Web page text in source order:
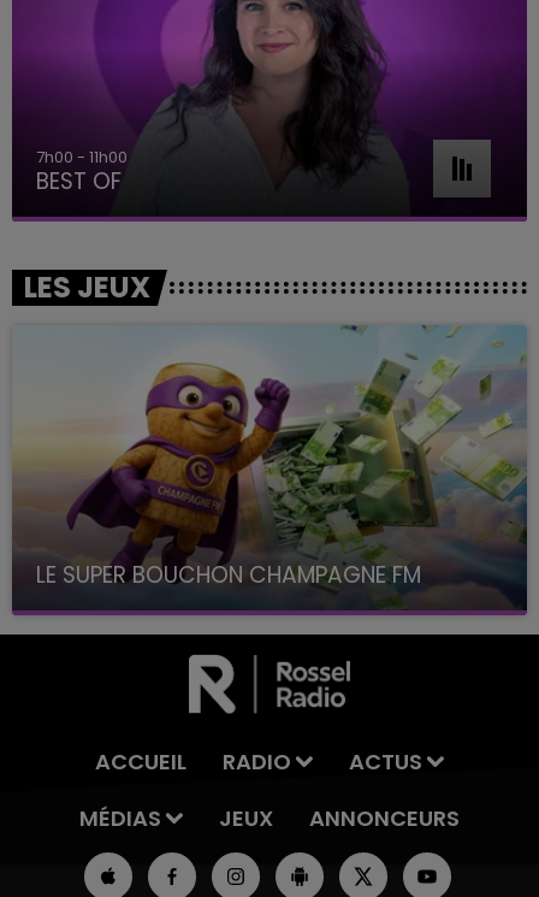
7h00 - 11h00
BEST OF
LES JEUX
LE SUPER BOUCHON CHAMPAGNE FM
avec La Famille Champagne FM, à 8H10
ACCUEIL RADIO
ACTUS
MÉDIAS
JEUX ANNONCEURS